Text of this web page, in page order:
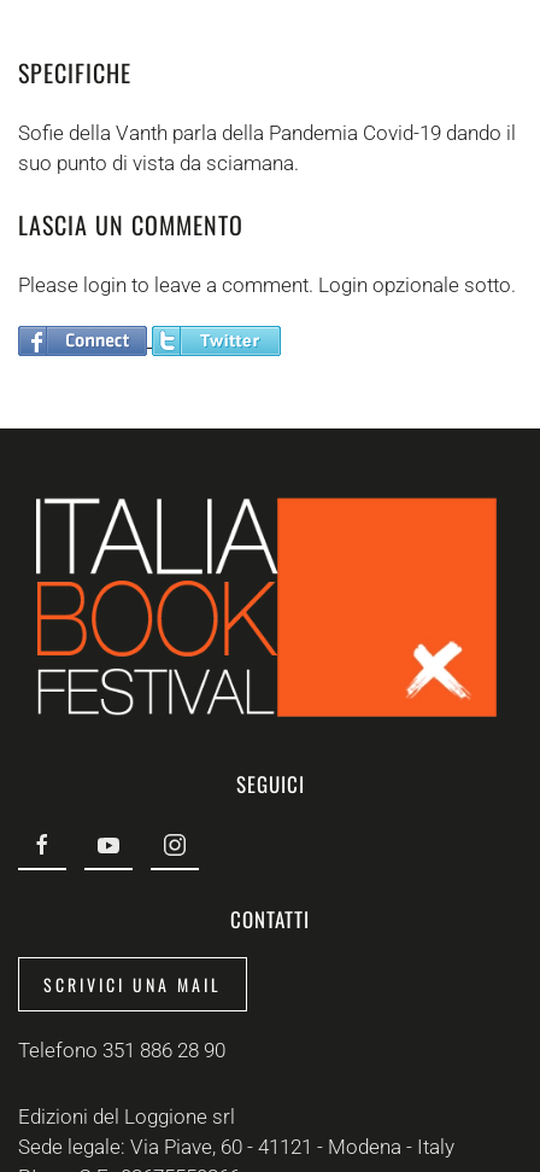
SPECIFICHE
Sofie della Vanth parla della Pandemia Covid-19 dando il
suo punto di vista da sciamana.
LASCIA UN COMMENTO
Please login to leave a comment. Login opzionale sotto.
SEGUICI
CONTATTI
SCRIVICI UNA MAIL
Telefono 351 886 28 90
Edizioni del Loggione srl
Sede legale: Via Piave, 60 - 41121 - Modena - Italy